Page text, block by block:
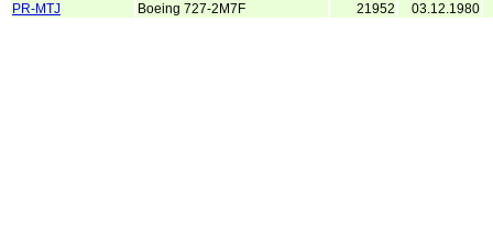
PR-MTJ
Boeing 727-2M7F 21952 03.12.1980